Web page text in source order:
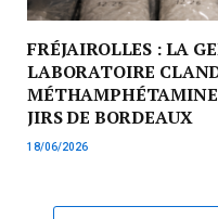
FRÉJAIROLLES : LA
LABORATOIRE
JIRS DE BORDEAUX
18/06/2026